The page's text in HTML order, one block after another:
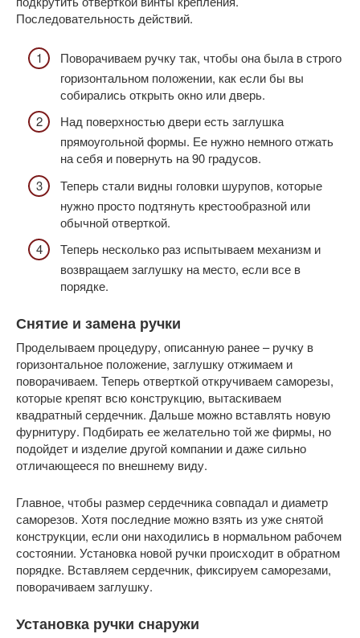
Последовательность действий.
Поворачиваем ручку так, чтобы она была в строго
горизонтальном положении, как если бы вы
собирались открыть окно или дверь.
Над поверхностью двери есть заглушка
прямоугольной формы. Ее нужно немного отжать
на себя и повернуть на 90 градусов.
Теперь стали видны головки шурупов, которые
нужно просто подтянуть крестообразной или
обычной отверткой.
Теперь несколько раз испытываем механизм и
возвращаем заглушку на место, если все в
порядке.
Снятие и замена ручки
Проделываем процедуру, описанную ранее – ручку в
горизонтальное положение, заглушку отжимаем и
поворачиваем. Теперь отверткой откручиваем саморезы,
которые крепят всю конструкцию, вытаскиваем
квадратный сердечник. Дальше можно вставлять новую
фурнитуру. Подбирать ее желательно той же фирмы, но
подойдет и изделие другой компании и даже сильно
отличающееся по внешнему виду.
Главное, чтобы размер сердечника совпадал и диаметр
саморезов. Хотя последние можно взять из уже снятой
конструкции, если они находились в нормальном рабочем
состоянии. Установка новой ручки происходит в обратном
порядке. Вставляем сердечник, фиксируем саморезами,
поворачиваем заглушку.
Установка ручки снаружи